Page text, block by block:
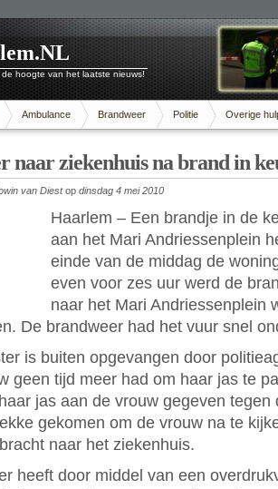
hoogte van het laatste nieuws!
Ambulance Brandweer Politie Overige
naar ziekenhuis na brand in
van Diestop dinsdag 4 mei 2010
Haarlem – Een brandje in de
aan het Mari Andriessenplein
einde van de middag de
even voor zes uur werd de
naar het Mari Andriessenplein
De brandweer had het vuur snel
is buiten opgevangen door
geen tijd meer had om haar jas te
jas aan de vrouw gegeven
gekomen om de vrouw na te
naar het ziekenhuis.
heeft door middel van een